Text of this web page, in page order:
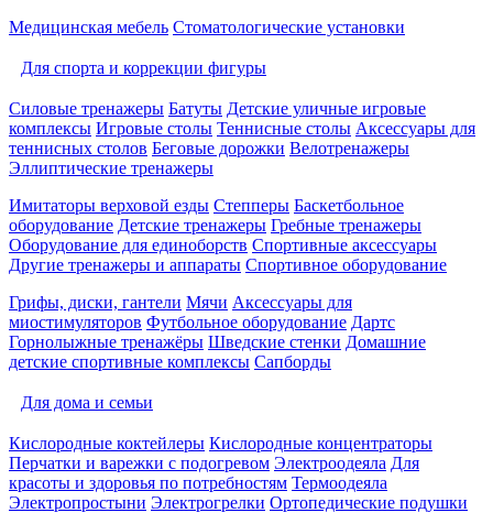
Медицинская мебель Стоматологические установки
Для спорта и коррекции фигуры
Силовые тренажеры Батуты Детские уличные игровые
комплексы Игровые столы Теннисные столы Аксессуары для
теннисных столов Беговые дорожки Велотренажеры
Эллиптические тренажеры
Имитаторы верховой езды Степперы Баскетбольное
оборудование Детские тренажеры Гребные тренажеры
Оборудование для единоборств Спортивные аксессуары
Другие тренажеры и аппараты Спортивное оборудование
Грифы, диски, гантели Мячи Аксессуары для
миостимуляторов Футбольное оборудование Дартс
Горнолыжные тренажёры Шведские стенки Домашние
детские спортивные комплексы Сапборды
Для дома и семьи
Кислородные коктейлеры Кислородные концентраторы
Перчатки и варежки с подогревом Электроодеяла Для
красоты и здоровья по потребностям Термоодеяла
Электропростыни Электрогрелки Ортопедические подушки